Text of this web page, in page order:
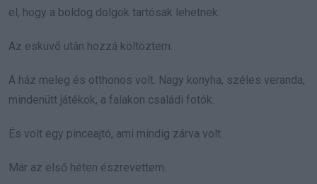
el, hogy a boldog dolgok tartósak lehetnek.
Az esküvő után hozzá költöztem.
A ház meleg és otthonos volt. Nagy konyha, széles veranda,
mindenütt játékok, a falakon családi fotók.
És volt egy pinceajtó, ami mindig zárva volt.
Már az első héten észrevettem.